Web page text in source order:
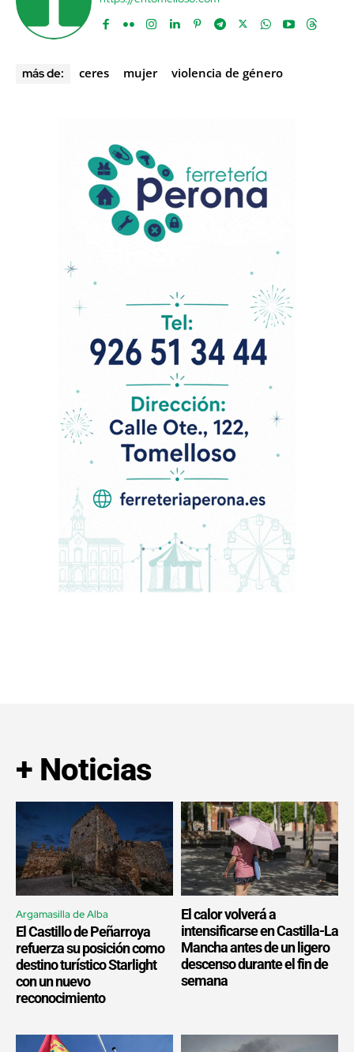
más de: ceres mujer violencia de género
+ Noticias
Argamasilla de Alba
El Castillo de Peñarroya
refuerza su posición como
destino turístico Starlight
con un nuevo
reconocimiento
El calor volverá a
intensificarse en Castilla-La
Mancha antes de un ligero
descenso durante el fin de
semana